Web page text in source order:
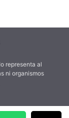
representa al
ni organismos